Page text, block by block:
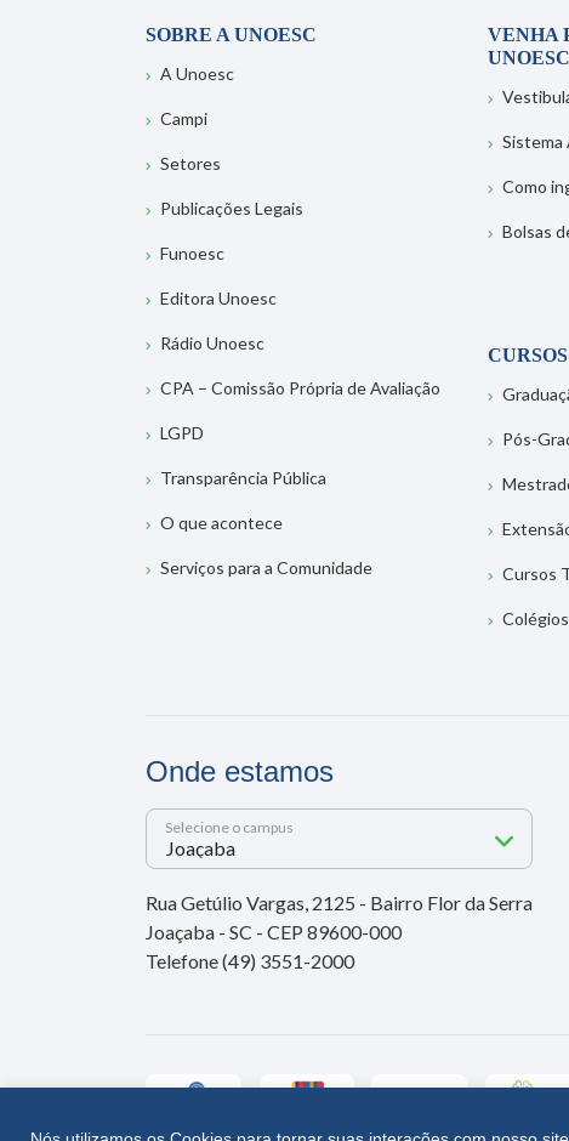
SOBRE A UNOESC
A Unoesc
Campi
Setores
Publicações Legais
Funoesc
Editora Unoesc
Rádio Unoesc
CPA – Comissão Própria de Avaliação
LGPD
Transparência Pública
O que acontece
Serviços para a Comunidade
VENHA
UNOESC
Sistema
Como
Bolsas
CURSOS
Pós-
Cursos
Colégios
Onde estamos
Selecione o campus
Rua Getúlio Vargas, 2125 - Bairro Flor da Serra
Joaçaba - SC - CEP 89600-000
Telefone (49) 3551-2000